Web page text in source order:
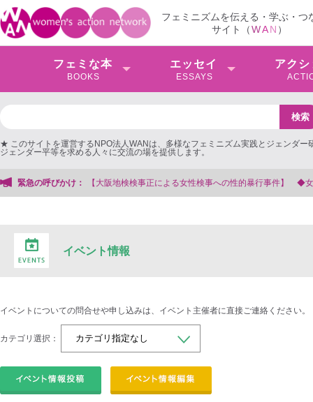
フェミニズムを伝える・学ぶ・つ
サイト（WAN ）
フェミな本
BOOKS
エッセイ
ESSAYS
アクシ
★ このサイトを運営するNPO法人WANは、多様なフェミニズム実践とジェンダー
ジェンダー平等を求める人々に交流の場を提供します。
緊急の呼びかけ：
検事正による女性検事への性的暴行事件】 ◆女性検事を支援する会事務局
イベント情報
イベントについての問合せや申し込みは、イベント主催者に直接ご連絡ください。
カテゴリ選択：